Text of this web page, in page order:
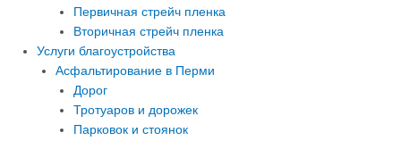
Первичная стрейч пленка
Вторичная стрейч пленка
Услуги благоустройства
Асфальтирование в Перми
Дорог
Тротуаров и дорожек
Парковок и стоянок